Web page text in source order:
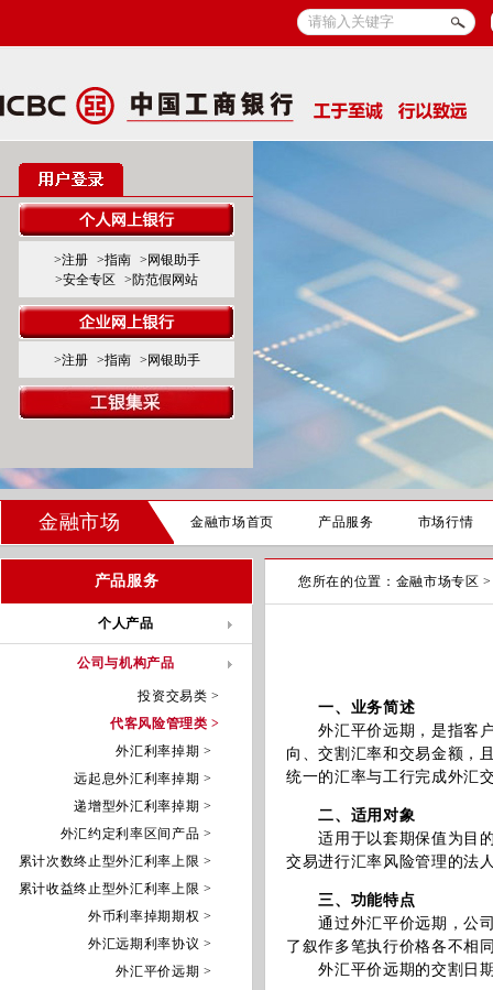
>注册 >指南
>网银助手
>安全专区
>防范假网站
>注册 >指南 >网银助手
金融市场 金融市场首页 产品服务 市场行情
产品服务
个人产品
公司与机构产品
投资交易类 >
代客风险管理类 >
外汇利率掉期 >
远起息外汇利率掉期 >
递增型外汇利率掉期 >
外汇约定利率区间产品 >
累计次数终止型外汇利率上限 >
累计收益终止型外汇利率上限 >
外币利率掉期期权 >
外汇远期利率协议 >
外汇平价远期 >
您所在的位置： 金融市场专区
一、业务简述
外汇平价远期，是指客户
向、交割汇率和交易金额，
统一的汇率与工行完成外汇
二、适用对象
适用于以套期保值为目的
交易进行汇率风险管理的法
三、功能特点
通过外汇平价远期，公司
了叙作多笔执行价格各不相
外汇平价远期的交割日期